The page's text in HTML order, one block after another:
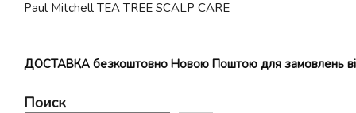
популярністю
Paul Mitchell TEA TREE SCALP CARE
ДОСТАВКА безкоштовно Новою Поштою для замовлень
Поиск